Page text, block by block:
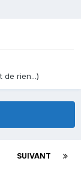
de rien...)
SUIVANT